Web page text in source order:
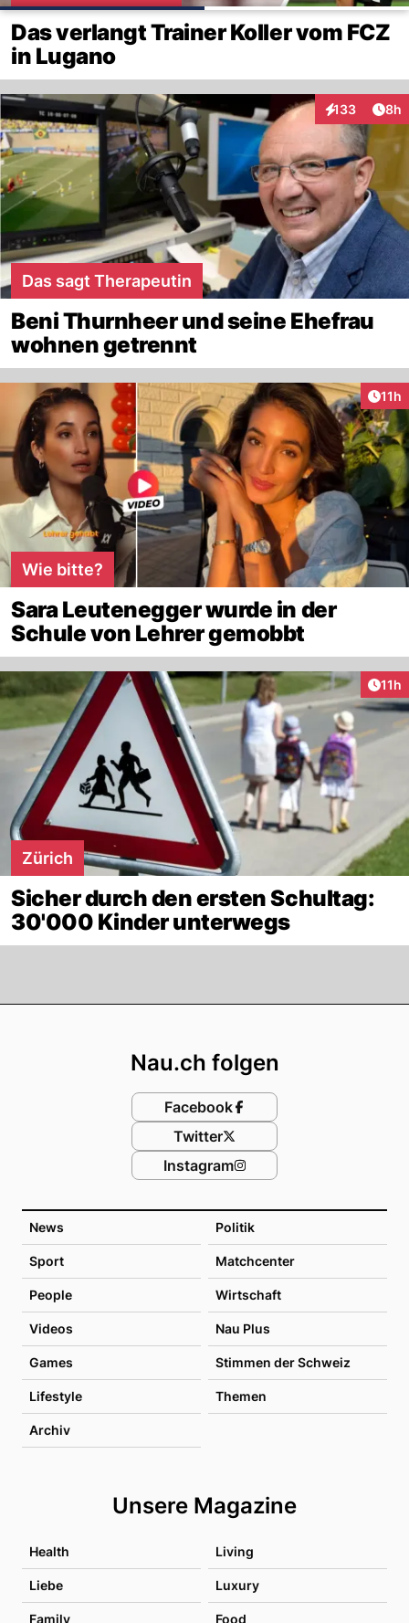
Das verlangt Trainer Koller vom FCZ
in Lugano
133
Interaktionen
8h
Das sagt Therapeutin
Beni Thurnheer und seine Ehefrau
wohnen getrennt
11h
Wie bitte?
Sara Leutenegger wurde in der
Schule von Lehrer gemobbt
11h
Zürich
Sicher durch den ersten Schultag:
30'000 Kinder unterwegs
News Politik
Sport Matchcenter
People Wirtschaft
Videos Nau Plus
Games Stimmen der Schweiz
Lifestyle Themen
Archiv
Unsere Magazine
Health Living
Liebe Luxury
Family Food
Nau.ch folgen
Facebook
Twitter
Instagram